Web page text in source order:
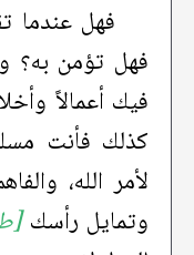
فهل عندما
فهل تؤمن به؟
فيك أعمالاً
كذلك فأنت
لأمر الله،
وتمايل رأسك